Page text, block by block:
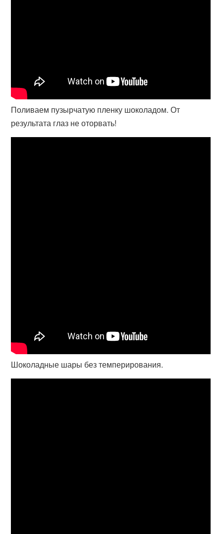
Поливаем пузырчатую пленку шоколадом. От
результата глаз не оторвать!
Шоколадные шары без темперирования.